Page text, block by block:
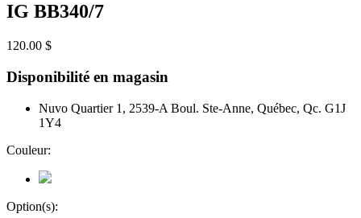
IG BB340/7
120.00 $
Disponibilité en magasin
Nuvo Quartier 1, 2539-A Boul. Ste-Anne, Québec, Qc. G1J
1Y4
Couleur:
Option(s):